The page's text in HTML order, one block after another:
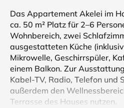
Das Appartement Akelei im
ca. 50 m² Platz für 2–6
Wohnbereich, zwei
ausgestatteten Küche
Mikrowelle, Geschirrspüler,
einem Balkon. Zur
Kabel-TV, Radio, Telefon und
außerdem den
Terrasse des Hauses nutzen.